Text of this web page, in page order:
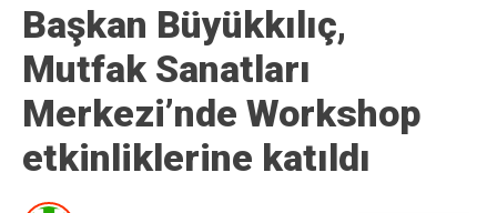
Başkan Büyükkılıç,
Mutfak Sanatları
Merkezi’nde Workshop
etkinliklerine katıldı